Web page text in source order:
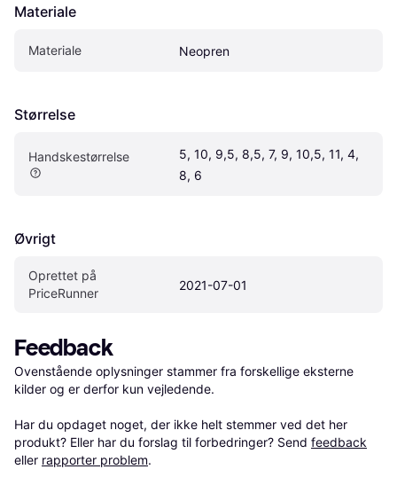
Materiale
Materiale Neopren
Størrelse
Handskestørrelse
5, 10, 9,5, 8,5, 7, 9, 10,5, 11, 4,
8, 6
Øvrigt
Oprettet på
PriceRunner
2021-07-01
Feedback
Ovenstående oplysninger stammer fra forskellige eksterne
kilder og er derfor kun vejledende.
Har du opdaget noget, der ikke helt stemmer ved det her
produkt? Eller har du forslag til forbedringer? Send feedback
eller rapporter problem.